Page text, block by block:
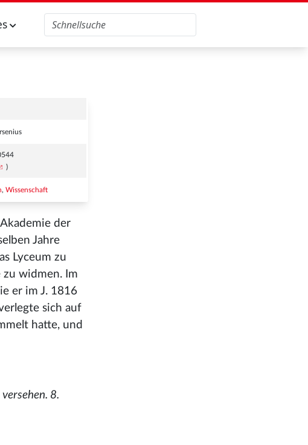
)
,Wissenschaft
der
Jahre
Lyceum zu
zu widmen. Im
er im J. 1816
sich auf
hatte, und
8.